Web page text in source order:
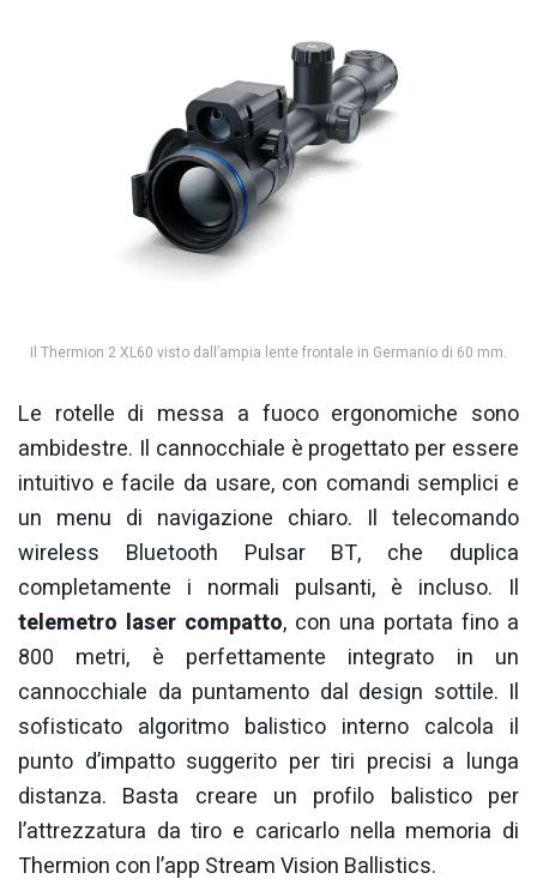
Il Thermion 2 XL60 visto dall’ampia lente frontale in Germanio di 60 mm.
Le rotelle di messa a fuoco ergonomiche sono
ambidestre. Il cannocchiale è progettato per essere
intuitivo e facile da usare, con comandi semplici e
un menu di navigazione chiaro. Il telecomando
wireless Bluetooth Pulsar BT, che duplica
completamente i normali pulsanti, è incluso. Il
telemetro laser compatto, con una portata fino a
800 metri, è perfettamente integrato in un
cannocchiale da puntamento dal design sottile. Il
sofisticato algoritmo balistico interno calcola il
punto d’impatto suggerito per tiri precisi a lunga
distanza. Basta creare un profilo balistico per
l’attrezzatura da tiro e caricarlo nella memoria di
Thermion con l’app Stream Vision Ballistics.